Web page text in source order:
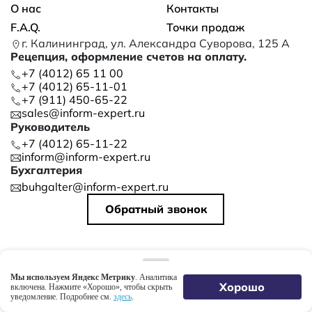
Мы используем Яндекс Метрику. Аналитика
включена. Нажмите «Хорошо», чтобы скрыть
уведомление. Подробнее см. здесь.
Хорошо
О нас
Контакты
F.A.Q.
Точки продаж
г. Калининград, ул. Александра Суворова, 125 А
Рецепция, оформление счетов на оплату.
+7 (4012) 65 11 00
+7 (4012) 65-11-01
+7 (911) 450-65-22
sales@inform-expert.ru
Руководитель
+7 (4012) 65-11-22
inform@inform-expert.ru
Бухгалтерия
buhgalter@inform-expert.ru
Обратный звонок
Политика конфиденциальности
Создание сайтов Webvesta